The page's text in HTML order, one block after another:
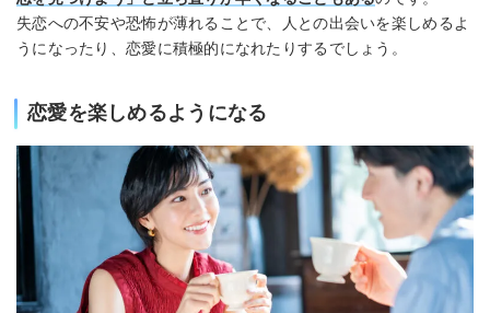
失恋への不安や恐怖が薄れることで、人との出会いを楽しめるよ
うになったり、恋愛に積極的になれたりするでしょう。
恋愛を楽しめるようになる